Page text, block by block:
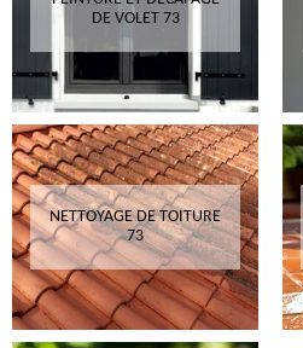
DE VOLET 73
NETTOYAGE DE TOITURE
73